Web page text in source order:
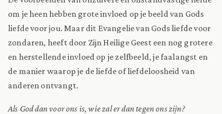
om je heen hebben grote invloed op je beeld van Gods
liefde voor jou. Maar dit Evangelie van Gods liefde voor
zondaren, heeft door Zijn Heilige Geest een nog grotere
en herstellende invloed op je zelfbeeld, je faalangst en
de manier waarop je de liefde of liefdeloosheid van
anderen ontvangt.
Als God dan voor ons is, wie zal er dan tegen ons zijn?